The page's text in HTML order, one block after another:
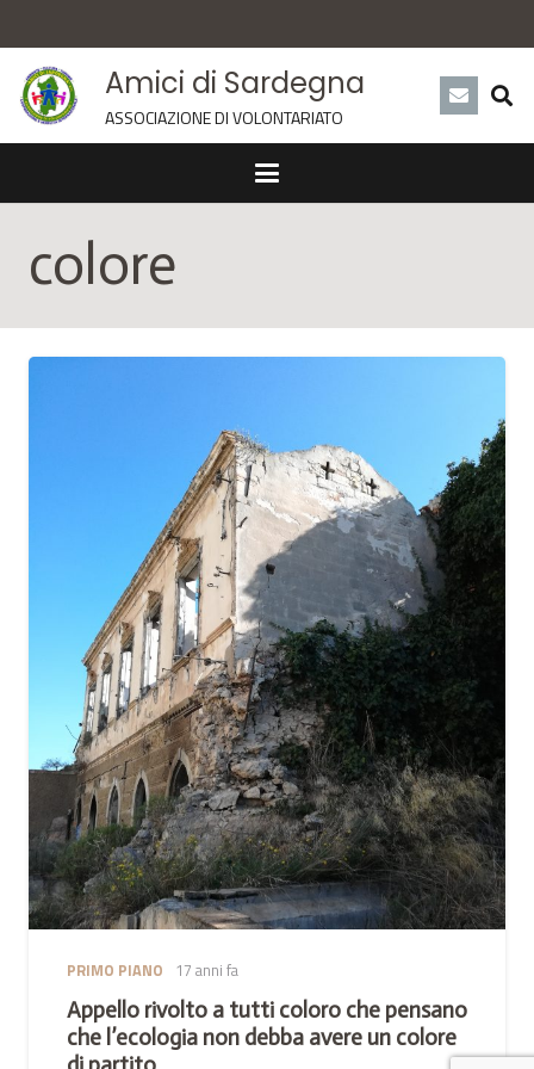
Amici di Sardegna
ASSOCIAZIONE DI VOLONTARIATO
colore
PRIMO PIANO 17 anni fa
Appello rivolto a tutti coloro che pensano
che l’ecologia non debba avere un colore